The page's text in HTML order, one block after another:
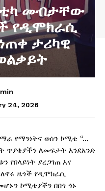
መብታቸው
የዲሞክራሲ
ታሪካዊ
24, 2026
የማንነትና ወሰን ኮሚቴ “…
ጥያቄያችን ለመፍታት እንደአንድ
የበላይነት ያረጋገጠ እና
ዜጎች የዲሞክራሲ
ኮሚቴያችን በበጎ ጎኑ